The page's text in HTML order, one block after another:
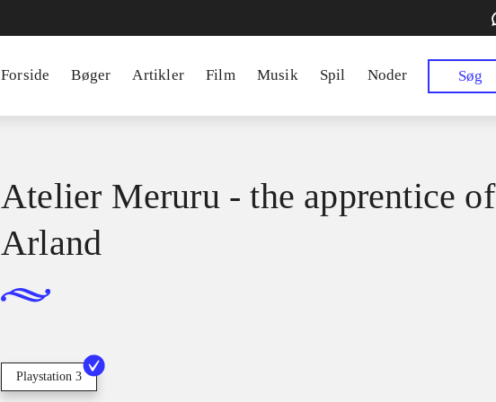
Forside Bøger Artikler Film Musik Spil Noder Søg
Atelier Meruru - the apprentice of
Arland
Playstation 3